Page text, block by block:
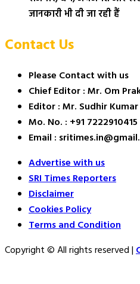
जानकारी भी दी जा रही हैं
Contact Us
Please Contact with us
Chief Editor : Mr. Om
Editor : Mr. Sudhir Kumar
Mo. No. : +91 7222910415
Email :
Advertise with us
SRI Times Reporters
Disclaimer
Cookies Policy
Terms and Condition
Copyright © All rights reserved|